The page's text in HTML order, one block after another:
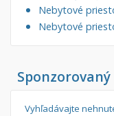
Nebytové
Nebytové
Vyhľadávajte